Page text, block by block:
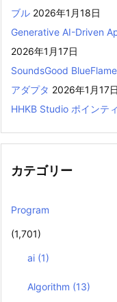
ブル 2026年1月18日
Generative AI-Driven
2026年1月17日
SoundsGood
アダプタ 2026年1月17日
HHKB Studio ポインテ
カテゴリー
Program
(1,701)
ai (1)
Algorithm (13)